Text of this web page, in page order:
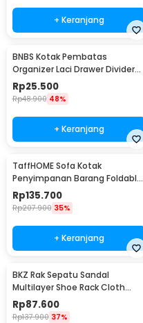
+ Keranjang
BNBS Kotak Pembatas
Organizer Laci Drawer Divider
Box Plastik 8 PCS - HJ1992
Rp25.500
Rp48.900 48%
+ Keranjang
TaffHOME Sofa Kotak
Penyimpanan Barang Foldable
Storage Box 76x38x36.5cm -
L1705
Rp135.700
Rp207.900 35%
+ Keranjang
BKZ Rak Sepatu Sandal
Multilayer Shoe Rack Cloth
Storage 7 Layer - F10
Rp87.600
Rp137.900 37%